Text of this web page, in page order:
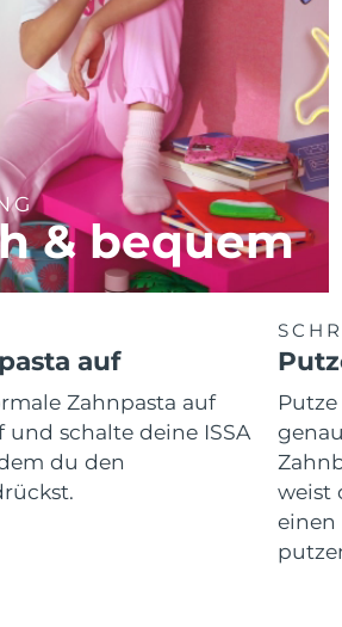
& bequem
auf
Zahnpasta auf
und schalte deine ISSA
du den
weist
einen